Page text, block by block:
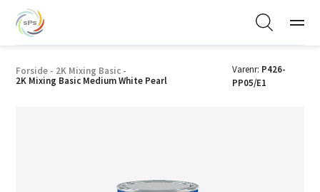
Forside - 2K Mixing Basic -
2K Mixing Basic Medium White Pearl
Varenr: P426-
PP05/E1